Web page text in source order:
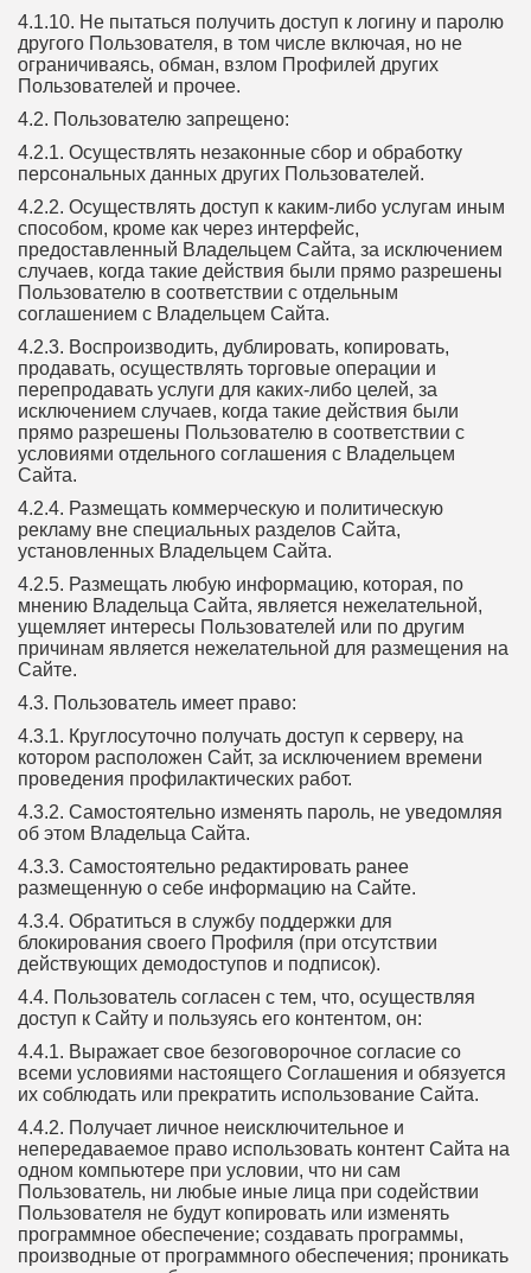
4.1.10. Не пытаться получить доступ к логину и паролю
другого Пользователя, в том числе включая, но не
ограничиваясь, обман, взлом Профилей других
Пользователей и прочее.
4.2. Пользователю запрещено:
4.2.1. Осуществлять незаконные сбор и обработку
персональных данных других Пользователей.
4.2.2. Осуществлять доступ к каким-либо услугам иным
способом, кроме как через интерфейс,
предоставленный Владельцем Сайта, за исключением
случаев, когда такие действия были прямо разрешены
Пользователю в соответствии с отдельным
соглашением с Владельцем Сайта.
4.2.3. Воспроизводить, дублировать, копировать,
продавать, осуществлять торговые операции и
перепродавать услуги для каких-либо целей, за
исключением случаев, когда такие действия были
прямо разрешены Пользователю в соответствии с
условиями отдельного соглашения с Владельцем
Сайта.
4.2.4. Размещать коммерческую и политическую
рекламу вне специальных разделов Сайта,
установленных Владельцем Сайта.
4.2.5. Размещать любую информацию, которая, по
мнению Владельца Сайта, является нежелательной,
ущемляет интересы Пользователей или по другим
причинам является нежелательной для размещения на
Сайте.
4.3. Пользователь имеет право:
4.3.1. Круглосуточно получать доступ к серверу, на
котором расположен Сайт, за исключением времени
проведения профилактических работ.
4.3.2. Самостоятельно изменять пароль, не уведомляя
об этом Владельца Сайта.
4.3.3. Самостоятельно редактировать ранее
размещенную о себе информацию на Сайте.
4.3.4. Обратиться в службу поддержки для
блокирования своего Профиля (при отсутствии
действующих демодоступов и подписок).
4.4. Пользователь согласен с тем, что, осуществляя
доступ к Сайту и пользуясь его контентом, он:
4.4.1. Выражает свое безоговорочное согласие со
всеми условиями настоящего Соглашения и обязуется
их соблюдать или прекратить использование Сайта.
4.4.2. Получает личное неисключительное и
непередаваемое право использовать контент Сайта на
одном компьютере при условии, что ни сам
Пользователь, ни любые иные лица при содействии
Пользователя не будут копировать или изменять
программное обеспечение; создавать программы,
производные от программного обеспечения; проникать